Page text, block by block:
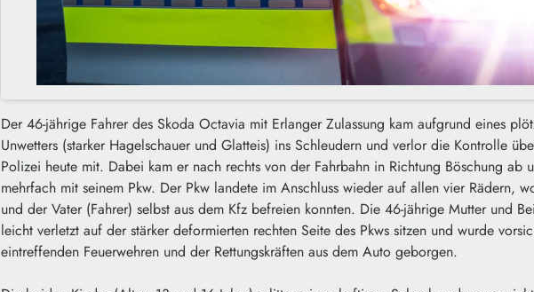
Der 46-jährige Fahrer des Skoda Octavia mit Erlanger Zulassung kam aufgrund eines
Unwetters (starker Hagelschauer und Glatteis) ins Schleudern und verlor die Kontrolle
Polizei heute mit. Dabei kam er nach rechts von der Fahrbahn in Richtung Böschung ab
mehrfach mit seinem Pkw. Der Pkw landete im Anschluss wieder auf allen vier Rädern,
und der Vater (Fahrer) selbst aus dem Kfz befreien konnten. Die 46-jährige Mutter und
leicht verletzt auf der stärker deformierten rechten Seite des Pkws sitzen und wurde
eintreffenden Feuerwehren und der Rettungskräften aus dem Auto geborgen.